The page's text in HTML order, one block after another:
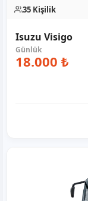
35 Kişilik
Isuzu Visigo
18.000 ₺